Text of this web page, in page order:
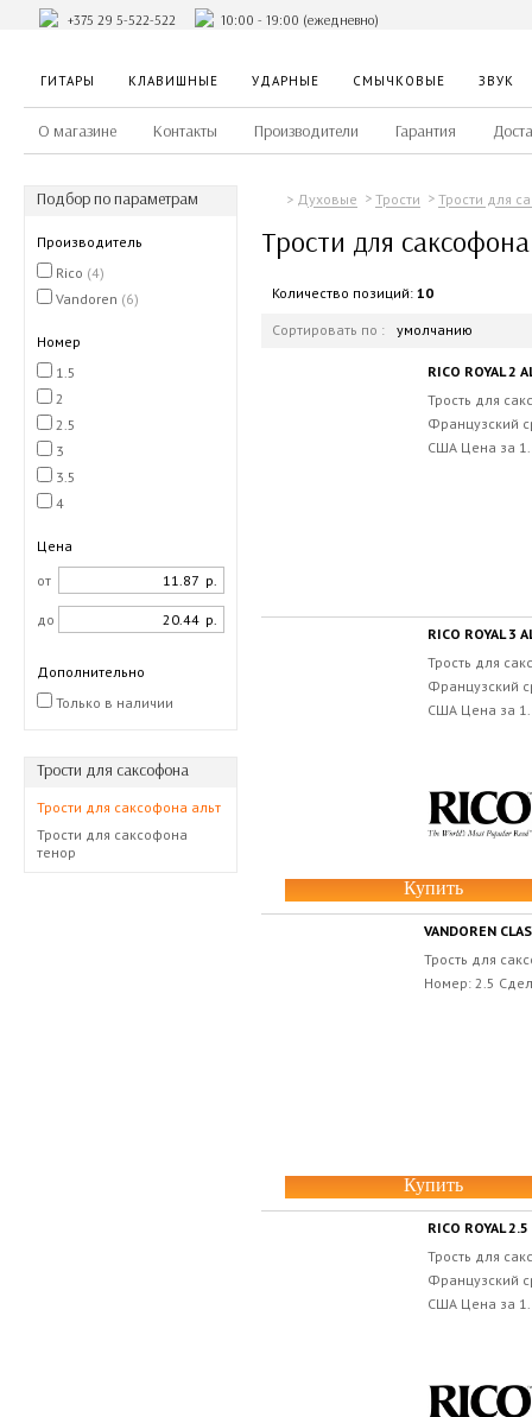
+375 29 5-522-522 10:00 - 19:00 (ежедневно)
ГИТАРЫ КЛАВИШНЫЕ УДАРНЫЕ СМЫЧКОВЫЕ ЗВУК
О магазине Контакты Производители Гарантия
Подбор по параметрам
Производитель
Rico (4)
Vandoren (6)
Номер
1.5
2
2.5
3
3.5
4
Цена
от
р.
до р.
Дополнительно
Только в наличии
Трости для саксофона
Трости для саксофона альт
Трости для саксофона
тенор
Духовые Трости Трости для
Трости для
Количество позиций: 10
Сортировать по : умолчанию
RICO ROYAL 2
Трость для
Французский
США Цена за
RICO ROYAL 3
Трость для
Французский
США Цена за
Купить
VANDOREN
Трость для
Номер: 2.5
Купить
RICO ROYAL
Трость для
Французский
США Цена за